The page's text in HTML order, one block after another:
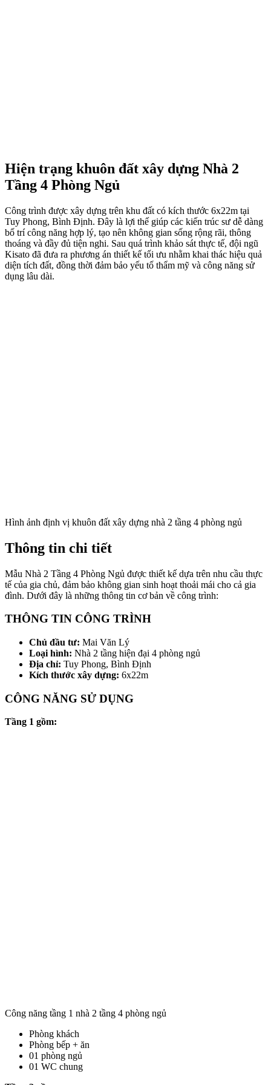
Hiện trạng khuôn đất xây dựng Nhà 2
Tầng 4 Phòng Ngủ
Công trình được xây dựng trên khu đất có kích thước 6x22m tại
Tuy Phong, Bình Định. Đây là lợi thế giúp các kiến trúc sư dễ dàng
bố trí công năng hợp lý, tạo nên không gian sống rộng rãi, thông
thoáng và đầy đủ tiện nghi. Sau quá trình khảo sát thực tế, đội ngũ
Kisato đã đưa ra phương án thiết kế tối ưu nhằm khai thác hiệu quả
diện tích đất, đồng thời đảm bảo yếu tố thẩm mỹ và công năng sử
dụng lâu dài.
Hình ảnh định vị khuôn đất xây dựng nhà 2 tầng 4 phòng ngủ
Thông tin chi tiết
Mẫu Nhà 2 Tầng 4 Phòng Ngủ được thiết kế dựa trên nhu cầu thực
tế của gia chủ, đảm bảo không gian sinh hoạt thoải mái cho cả gia
đình. Dưới đây là những thông tin cơ bản về công trình:
THÔNG TIN CÔNG TRÌNH
Chủ đầu tư: Mai Văn Lý
Loại hình: Nhà 2 tầng hiện đại 4 phòng ngủ
Địa chỉ: Tuy Phong, Bình Định
Kích thước xây dựng: 6x22m
CÔNG NĂNG SỬ DỤNG
Tầng 1 gồm:
Công năng tầng 1 nhà 2 tầng 4 phòng ngủ
Phòng khách
Phòng bếp + ăn
01 phòng ngủ
01 WC chung